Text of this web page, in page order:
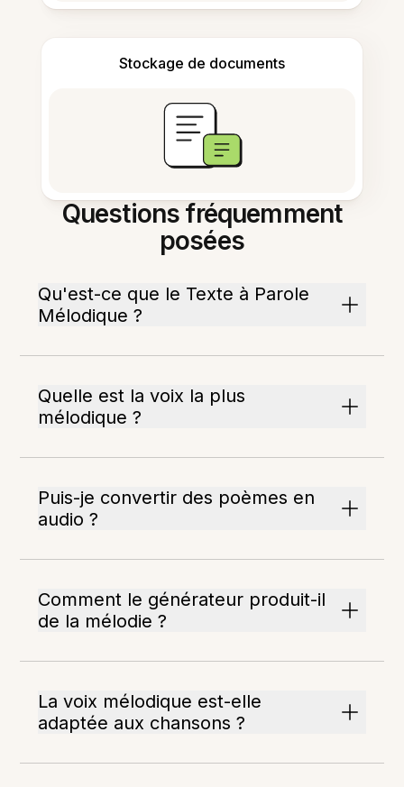
Stockage de documents
Questions fréquemment
posées
Qu'est-ce que le Texte à Parole
Mélodique ?
Quelle est la voix la plus
mélodique ?
Puis-je convertir des poèmes en
audio ?
Comment le générateur produit-il
de la mélodie ?
La voix mélodique est-elle
adaptée aux chansons ?